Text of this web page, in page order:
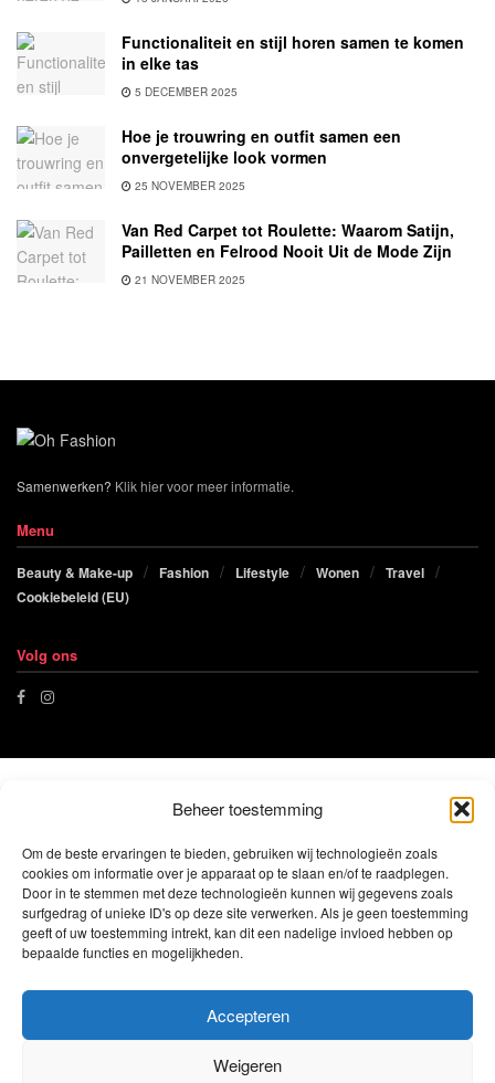
Beheer toestemming
Om de beste ervaringen te bieden, gebruiken wij technologieën zoals
cookies om informatie over je apparaat op te slaan en/of te raadplegen.
Door in te stemmen met deze technologieën kunnen wij gegevens zoals
surfgedrag of unieke ID's op deze site verwerken. Als je geen toestemming
geeft of uw toestemming intrekt, kan dit een nadelige invloed hebben op
bepaalde functies en mogelijkheden.
Accepteren
Weigeren
Functionaliteit en stijl horen samen te komen
in elke tas
5 DECEMBER 2025
Hoe je trouwring en outfit samen een
onvergetelijke look vormen
25 NOVEMBER 2025
Van Red Carpet tot Roulette: Waarom Satijn,
Pailletten en Felrood Nooit Uit de Mode Zijn
21 NOVEMBER 2025
Samenwerken? Klik hier voor meer informatie.
Menu
Beauty & Make-up Fashion Lifestyle Wonen
Travel
Cookiebeleid (EU)
Volg ons